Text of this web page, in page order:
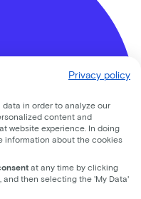
Privacy policy
in order to analyze our
content and
website experience. In doing
information about the cookies
at any time by clicking
then selecting the 'My Data'